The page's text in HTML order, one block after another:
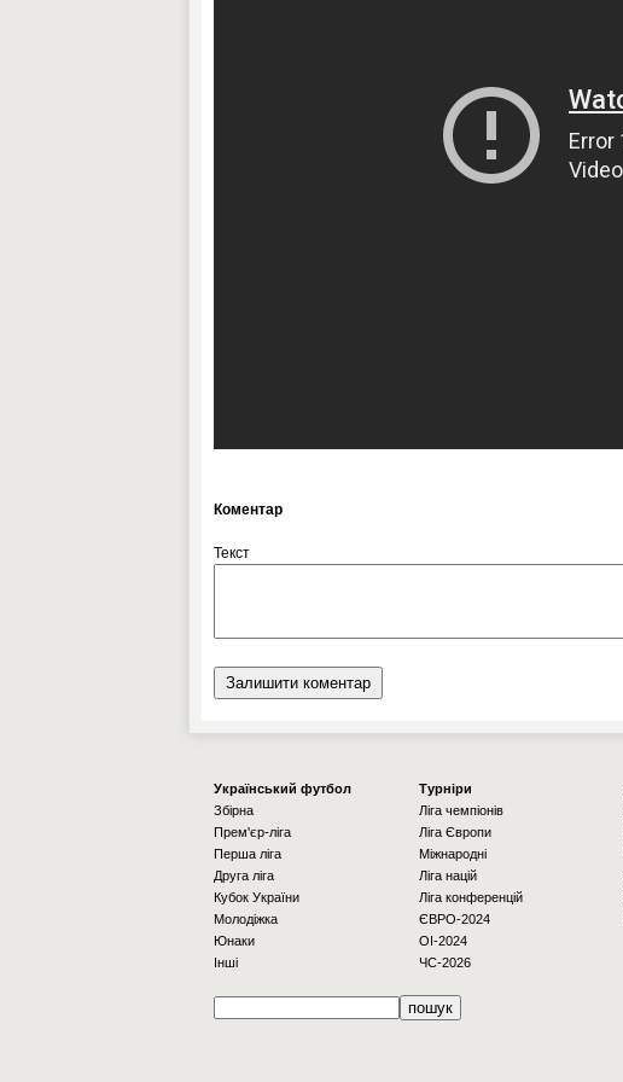
Коментар
Текст
Українcький футбол
Збірна
Прем'єр-ліга
Перша ліга
Друга ліга
Кубок України
Молодіжка
Юнаки
Інші
Турніри
Ліга чемпіонів
Ліга Європи
Міжнародні
Ліга націй
Ліга конференцій
ЄВРО-2024
OI-2024
ЧС-2026